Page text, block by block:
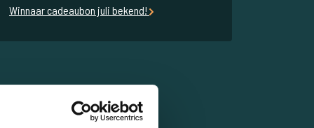
Winnaar cadeaubon juli bekend!